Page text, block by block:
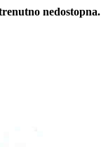
nedostopna.